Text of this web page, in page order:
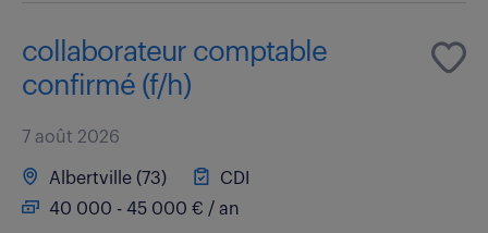
collaborateur comptable
confirmé (f/h)
7 août 2026
Albertville (73)
CDI
40 000 - 45 000 € / an